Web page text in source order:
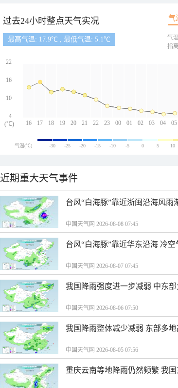
过去24小时整点天气实况 气
最高气温: 17.9℃ , 最低气温: 5.1℃
16 17 18 19 20 21 22 23 00 01 02 03 04 05
22
16
10
4
(℃)
气
指
气温(℃) -30 -25 -20 -15 -10 -5 0 5 10
近期重大天气事件
台风“白海豚”靠近浙闽沿海风雨
中国天气网 2026-08-08 07:45
台风“白海豚”靠近华东沿海 冷
中国天气网 2026-08-07 07:45
我国降雨强度进一步减弱 中东
中国天气网 2026-08-06 07:50
我国降雨整体减少减弱 东部多
中国天气网 2026-08-05 07:56
重庆云南等地降雨仍然频繁 我